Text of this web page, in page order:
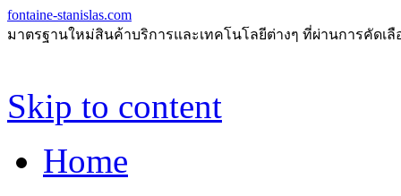
fontaine-stanislas.com
มาตรฐานใหม่สินค้าบริการและเทคโนโลยีต่างๆ ที่ผ่านการคัด
Skip to content
Home